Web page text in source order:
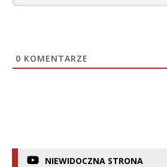
0 KOMENTARZE
NIEWIDOCZNA STRONA